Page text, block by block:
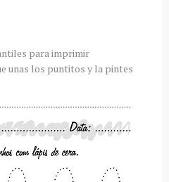
para imprimir
unas los puntitos y la pintes